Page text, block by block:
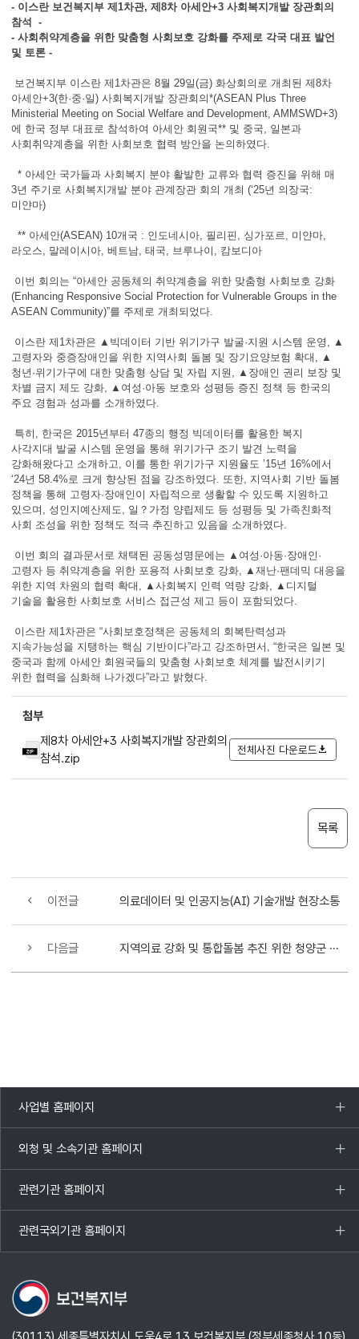
- 이스란 보건복지부 제1차관, 제8차 아세안+3 사회복지개발 장관회의
참석 -
- 사회취약계층을 위한 맞춤형 사회보호 강화를 주제로 각국 대표 발언
및 토론 -
보건복지부 이스란 제1차관은 8월 29일(금) 화상회의로 개최된 제8차
아세안+3(한·중·일) 사회복지개발 장관회의*(ASEAN Plus Three
Ministerial Meeting on Social Welfare and Development, AMMSWD+3)
에 한국 정부 대표로 참석하여 아세안 회원국** 및 중국, 일본과
사회취약계층을 위한 사회보호 협력 방안을 논의하였다.
* 아세안 국가들과 사회복지 분야 활발한 교류와 협력 증진을 위해 매
3년 주기로 사회복지개발 분야 관계장관 회의 개최 (‘25년 의장국:
미얀마)
** 아세안(ASEAN) 10개국 : 인도네시아, 필리핀, 싱가포르, 미얀마,
라오스, 말레이시아, 베트남, 태국, 브루나이, 캄보디아
이번 회의는 “아세안 공동체의 취약계층을 위한 맞춤형 사회보호 강화
(Enhancing Responsive Social Protection for Vulnerable Groups in the
ASEAN Community)”를 주제로 개최되었다.
이스란 제1차관은 ▲빅데이터 기반 위기가구 발굴·지원 시스템 운영, ▲
고령자와 중증장애인을 위한 지역사회 돌봄 및 장기요양보험 확대, ▲
청년·위기가구에 대한 맞춤형 상담 및 자립 지원, ▲장애인 권리 보장 및
차별 금지 제도 강화, ▲여성·아동 보호와 성평등 증진 정책 등 한국의
주요 경험과 성과를 소개하였다.
특히, 한국은 2015년부터 47종의 행정 빅데이터를 활용한 복지
사각지대 발굴 시스템 운영을 통해 위기가구 조기 발견 노력을
강화해왔다고 소개하고, 이를 통한 위기가구 지원율도 ’15년 16%에서
‘24년 58.4%로 크게 향상된 점을 강조하였다. 또한, 지역사회 기반 돌봄
정책을 통해 고령자·장애인이 자립적으로 생활할 수 있도록 지원하고
있으며, 성인지예산제도, 일？가정 양립제도 등 성평등 및 가족친화적
사회 조성을 위한 정책도 적극 추진하고 있음을 소개하였다.
이번 회의 결과문서로 채택된 공동성명문에는 ▲여성·아동·장애인·
고령자 등 취약계층을 위한 포용적 사회보호 강화, ▲재난·팬데믹 대응을
위한 지역 차원의 협력 확대, ▲사회복지 인력 역량 강화, ▲디지털
기술을 활용한 사회보호 서비스 접근성 제고 등이 포함되었다.
이스란 제1차관은 “사회보호정책은 공동체의 회복탄력성과
지속가능성을 지탱하는 핵심 기반이다”라고 강조하면서, “한국은 일본 및
중국과 함께 아세안 회원국들의 맞춤형 사회보호 체계를 발전시키기
위한 협력을 심화해 나가겠다”라고 밝혔다.
첨부
제8차 아세안+3 사회복지개발 장관회의
참석.zip
전체사진 다운로드
목록
이전글 의료데이터 및 인공지능(AI) 기술개발 현장소통
다음글 지역의료 강화 및 통합돌봄 추진 위한 청양군 보건의료원 현장 의견 청취
사업별 홈페이지
목록
열기
외청 및 소속기관 홈페이지
목록
열기
관련기관 홈페이지
목록
열기
관련국외기관 홈페이지
목록
열기